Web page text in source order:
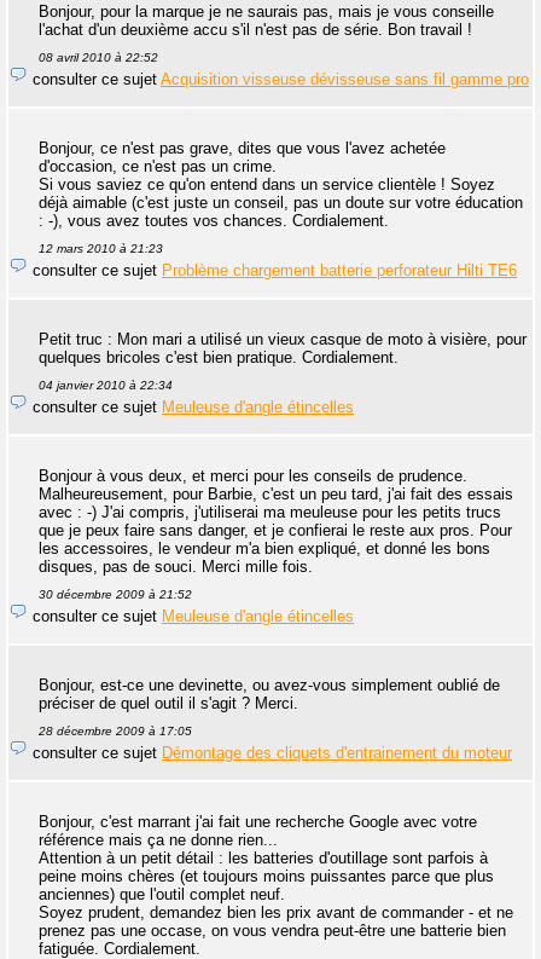
Bonjour, pour la marque je ne saurais pas, mais je vous conseille
l'achat d'un deuxième accu s'il n'est pas de série. Bon travail !
08 avril 2010 à 22:52
consulter ce sujet Acquisition visseuse dévisseuse sans fil gamme pro
Bonjour, ce n'est pas grave, dites que vous l'avez achetée
d'occasion, ce n'est pas un crime.
Si vous saviez ce qu'on entend dans un service clientèle ! Soyez
déjà aimable (c'est juste un conseil, pas un doute sur votre éducation
: -), vous avez toutes vos chances. Cordialement.
12 mars 2010 à 21:23
consulter ce sujet Problème chargement batterie perforateur Hilti TE6
Petit truc : Mon mari a utilisé un vieux casque de moto à visière, pour
quelques bricoles c'est bien pratique. Cordialement.
04 janvier 2010 à 22:34
consulter ce sujet Meuleuse d'angle étincelles
Bonjour à vous deux, et merci pour les conseils de prudence.
Malheureusement, pour Barbie, c'est un peu tard, j'ai fait des essais
avec : -) J'ai compris, j'utiliserai ma meuleuse pour les petits trucs
que je peux faire sans danger, et je confierai le reste aux pros. Pour
les accessoires, le vendeur m'a bien expliqué, et donné les bons
disques, pas de souci. Merci mille fois.
30 décembre 2009 à 21:52
consulter ce sujet Meuleuse d'angle étincelles
Bonjour, est-ce une devinette, ou avez-vous simplement oublié de
préciser de quel outil il s'agit ? Merci.
28 décembre 2009 à 17:05
consulter ce sujet Démontage des cliquets d'entrainement du moteur
Bonjour, c'est marrant j'ai fait une recherche Google avec votre
référence mais ça ne donne rien...
Attention à un petit détail : les batteries d'outillage sont parfois à
peine moins chères (et toujours moins puissantes parce que plus
anciennes) que l'outil complet neuf.
Soyez prudent, demandez bien les prix avant de commander - et ne
prenez pas une occase, on vous vendra peut-être une batterie bien
fatiguée. Cordialement.